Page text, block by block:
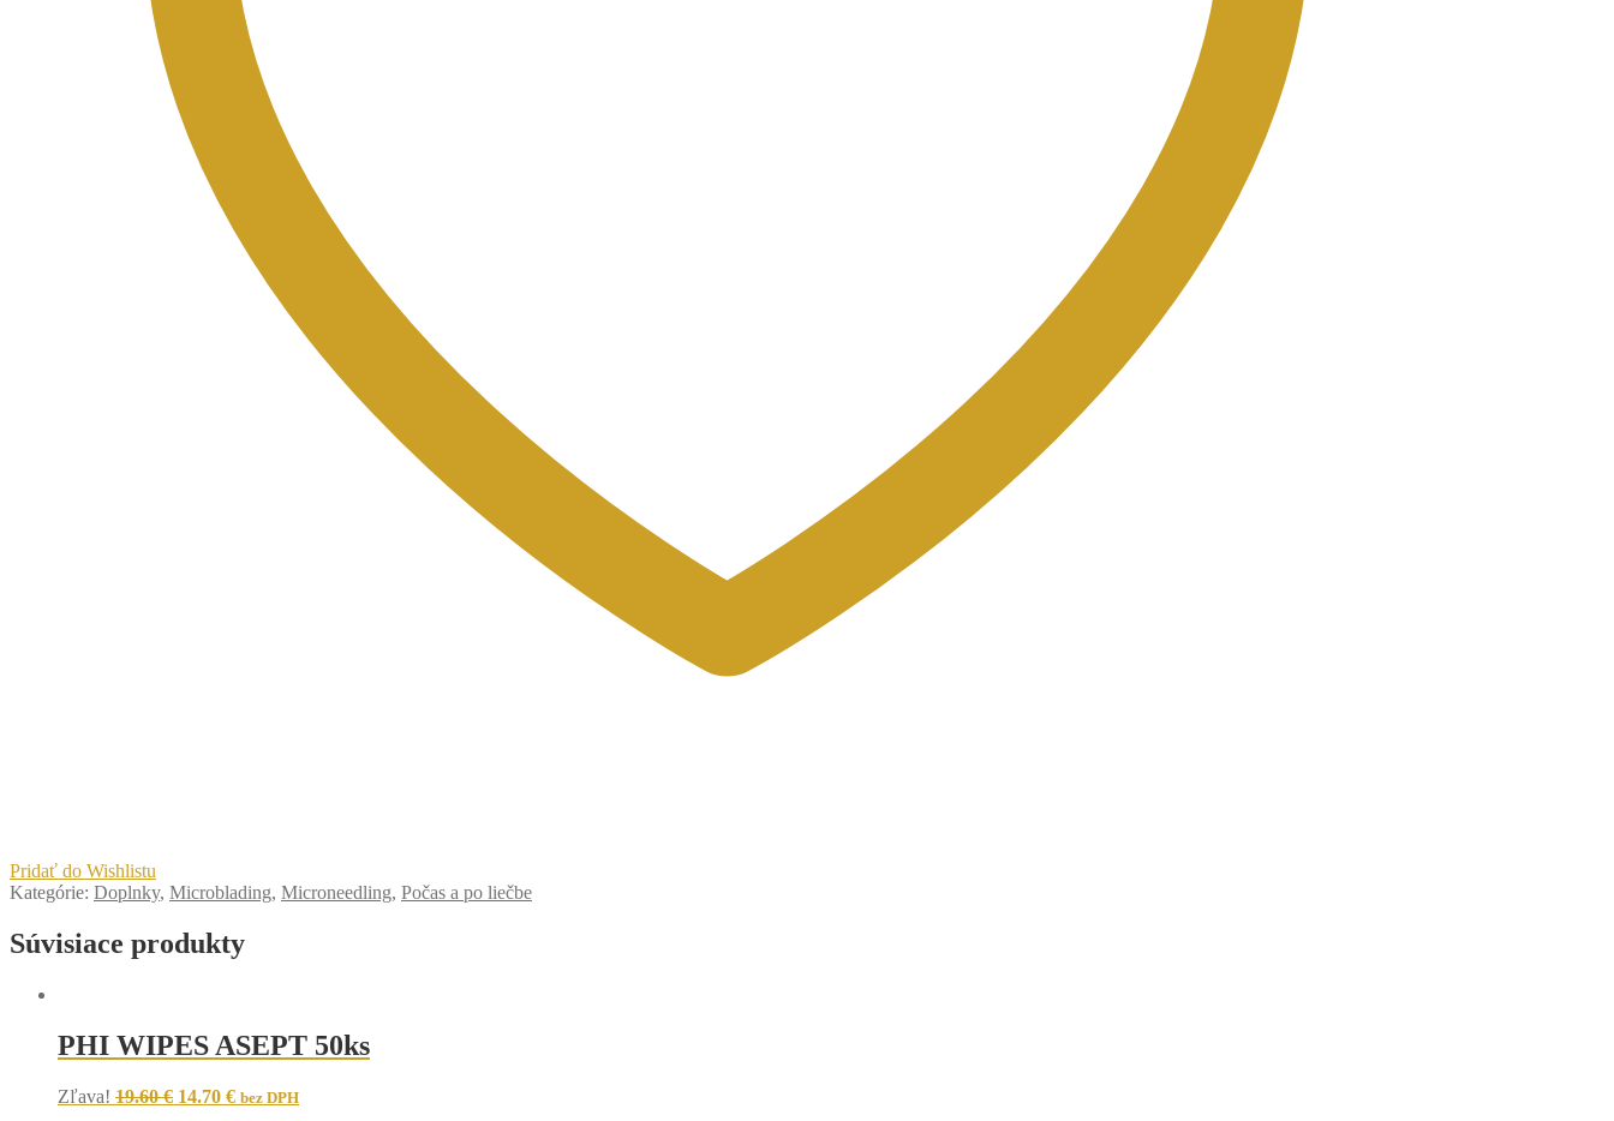
Pridať do Wishlistu
Kategórie: Doplnky, Microblading, Microneedling, Počas a po liečbe
Súvisiace produkty
PHI WIPES ASEPT 50ks
Zľava! 19.60€ Original
14.70 €Current
bez DPH